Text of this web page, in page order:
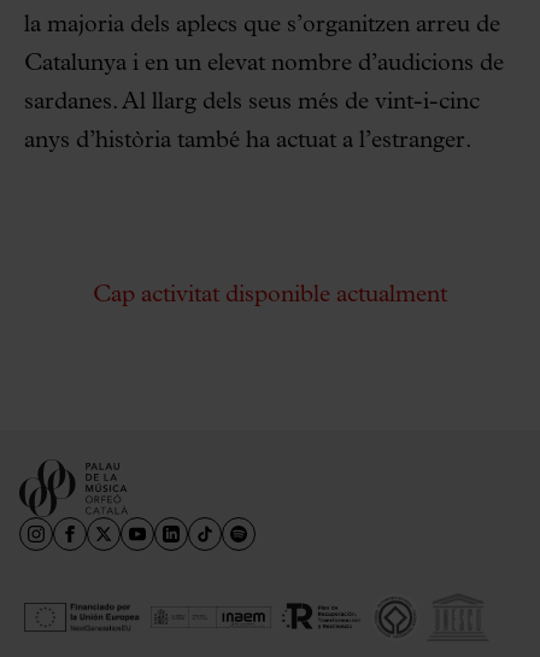
la majoria dels aplecs que s’organitzen arreu de
Catalunya i en un elevat nombre d’audicions de
sardanes. Al llarg dels seus més de vint-i-cinc
anys d’història també ha actuat a l’estranger.
Cap activitat disponible actualment